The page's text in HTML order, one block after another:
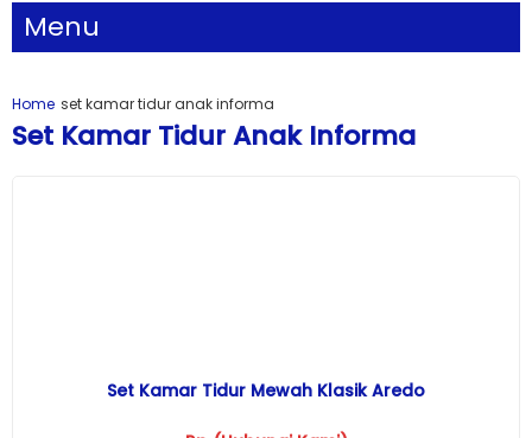
Menu
Home set kamar tidur anak informa
Set Kamar Tidur Anak Informa
Set Kamar Tidur Mewah Klasik Aredo